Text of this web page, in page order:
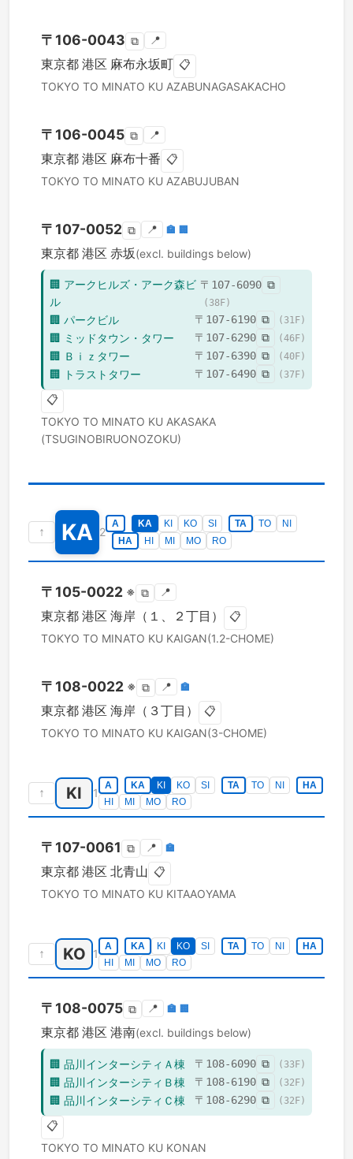
〒 106-0043 ⧉ 📍
東京都 港区 麻布永坂町 📋
TOKYO TO MINATO KU AZABUNAGASAKACHO
〒 106-0045 ⧉ 📍
東京都 港区 麻布十番 📋
TOKYO TO MINATO KU AZABUJUBAN
〒 107-0052 ⧉ 📍 🏣 🏢
東京都 港区 赤坂(excl. buildings below)
🏢 アークヒルズ・アーク森ビ
ル
〒 107-6090 ⧉
( 38F)
🏢 パークビル 〒 107-6190 ⧉ ( 31F)
🏢 ミッドタウン・タワー 〒 107-6290 ⧉ (46F)
🏢 Ｂｉｚタワー 〒 107-6390 ⧉ (40F)
🏢 トラストタワー 〒 107-6490 ⧉ ( 37F)
📋
TOKYO TO MINATO KU AKASAKA
(TSUGINOBIRUONOZOKU)
↑ KA 2
A KA KI KO SI TA TO
NI
HA
HI MI MO RO
〒 105-0022 ※ ⧉ 📍
東京都 港区 海岸（１、２丁目） 📋
TOKYO TO MINATO KU KAIGAN(1.2-CHOME)
〒 108-0022 ※ ⧉ 📍 🏣
東京都 港区 海岸（３丁目） 📋
TOKYO TO MINATO KU KAIGAN(3-CHOME)
↑ KI 1
A KA KI KO SI TA TO NI
HA
HI
MI MO RO
〒 107-0061 ⧉ 📍 🏣
東京都 港区 北青山 📋
TOKYO TO MINATO KU KITAAOYAMA
↑ KO 1
A KA KI KO SI TA TO NI
HA
HI
MI MO RO
〒 108-0075 ⧉ 📍 🏣 🏢
東京都 港区 港南(excl. buildings below)
🏢 品川インターシティＡ棟 〒 108-6090 ⧉ ( 33F)
🏢 品川インターシティＢ棟 〒 108-6190 ⧉ ( 32 F)
🏢 品川インターシティＣ棟 〒 108-6290 ⧉ ( 32 F)
📋
TOKYO TO MINATO KU KONAN